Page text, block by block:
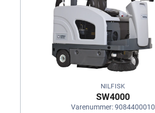
NILFISK
SW4000
Varenummer: 9084400010